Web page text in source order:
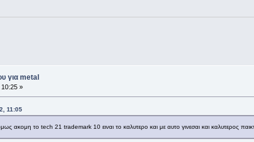
για metal
»
11:05
ακομη το tech 21 trademark 10 ειναι το καλυτερο και με αυτο γινεσαι και καλυτερος